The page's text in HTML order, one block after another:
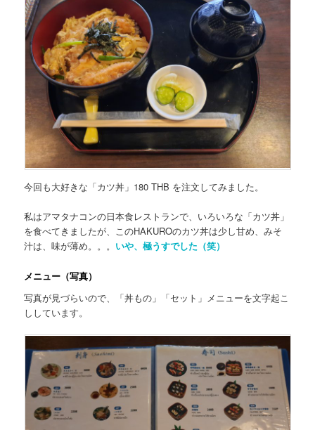
今回も大好きな「カツ丼」180 THB を注文してみました。
私はアマタナコンの日本食レストランで、いろいろな「カツ丼」
を食べてきましたが、このHAKUROのカツ丼は少し甘め、みそ
汁は、味が薄め。。。 いや、極うすでした（笑）
メニュー（写真）
写真が見づらいので、「丼もの」「セット」メニューを文字起こ
ししています。